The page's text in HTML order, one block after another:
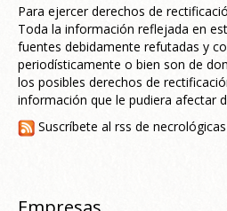
Para ejercer derechos de
Toda la información reflejada en
fuentes debidamente refutadas y
periodísticamente o bien son de
los posibles derechos de
información que le pudiera afectar
Suscríbete al rss de necrológicas